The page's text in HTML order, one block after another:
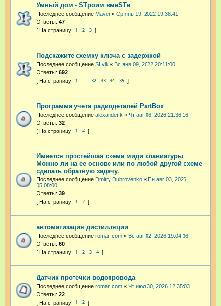
Умный дом - STроим вмеSTе
Последнее сообщение Maver « Ср янв 19, 2022 19:38:41
Ответы: 47
1 2 3
Подскажите схемку ключа с задержкой
Последнее сообщение SLvik « Вс янв 09, 2022 20:11:00
Ответы: 692
1 … 32 33 34 35
Программа учета радиодеталей PartBox
Последнее сообщение alexander.k « Чт авг 06, 2026 21:36:16
Ответы: 32
1 2
Имеется простейшая схема миди клавиатуры.
Можно ли на ее основе или по любой другой схеме
сделать обратную задачу.
Последнее сообщение Dmitry Dubrovenko « Пн авг 03, 2026
05:08:00
Ответы: 39
1 2
автоматизация дистилляции
Последнее сообщение roman.com « Вс авг 02, 2026 19:04:36
Ответы: 60
1 2 3 4
Датчик протечки водопровода
Последнее сообщение roman.com « Чт июл 30, 2026 12:35:03
Ответы: 22
1 2